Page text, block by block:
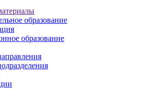
образование
образование